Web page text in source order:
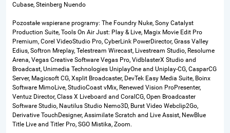
Cubase, Steinberg Nuendo
Pozostałe wspierane programy: The Foundry Nuke, Sony Catalyst
Production Suite, Tools On Air Just: Play & Live, Magix Movie Edit Pro
Premium, Corel VideoStudio Pro, CyberLink PowerDirector, Grass Valley
Edius, Softron Mreplay, Telestream Wirecast, Livestream Studio, Resolume
Arena, Vegas Creative Software Vegas Pro, VidblasterX Studio and
Broadcast, Unimedia Technologies UniplayOne and Uniplay-CG, CasparCG
Server, Magicsoft CG, Xsplit Broadcaster, DevTek Easy Media Suite, Boinx
Software MimoLive, StudioCoast vMix, Renewed Vision ProPresenter,
Ventuz Director, Class X Liveboard and CoralCG, Open Broadcaster
Software Studio, Nautilus Studio Nemo3D, Burst Video Webclip2Go,
Derivative TouchDesigner, Assimilate Scratch and Live Assist, NewBlue
Title Live and Titler Pro, SGO Mistika, Zoom.